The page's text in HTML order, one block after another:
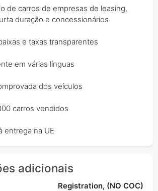
de carros de empresas de leasing,
duração e concessionários
e taxas transparentes
em várias línguas
dos veículos
carros vendidos
entrega na UE
adicionais
Registration, (NO COC)